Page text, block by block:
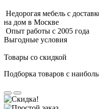
Недорогая мебель с
на дом в Москве
Опыт работы с 2005 года
Выгодные условия
Товары со скидкой
Подборка товаров с